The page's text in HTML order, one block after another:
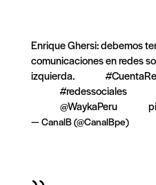
Enrique Ghersi: debemos
comunicaciones en redes
izquierda.
#redessociales
@WaykaPeru
— CanalB (@CanalBpe)